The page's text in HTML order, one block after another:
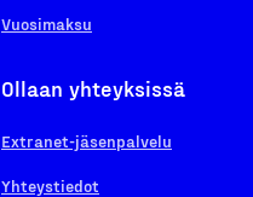
Vuosimaksu
Ollaan yhteyksissä
Extranet-jäsenpalvelu
Yhteystiedot